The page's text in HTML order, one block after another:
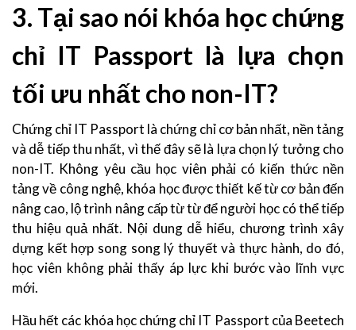
3. Tại sao nói khóa học chứng
chỉ IT Passport là lựa chọn
tối ưu nhất cho non-IT?
Chứng chỉ IT Passport là chứng chỉ cơ bản nhất, nền tảng
và dễ tiếp thu nhất, vì thế đây sẽ là lựa chọn lý tưởng cho
non-IT. Không yêu cầu học viên phải có kiến thức nền
tảng về công nghệ, khóa học được thiết kế từ cơ bản đến
nâng cao, lộ trình nâng cấp từ từ để người học có thể tiếp
thu hiệu quả nhất. Nội dung dễ hiểu, chương trình xây
dựng kết hợp song song lý thuyết và thực hành, do đó,
học viên không phải thấy áp lực khi bước vào lĩnh vực
mới.
Hầu hết các khóa học chứng chỉ IT Passport của Beetech